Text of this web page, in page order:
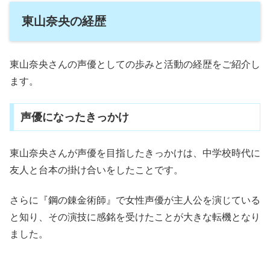
東山奈央の経歴
東山奈央さんの声優としての歩みと活動の経歴をご紹介し
ます。
声優になったきっかけ
東山奈央さんが声優を目指したきっかけは、中学校時代に
友人と台本の掛け合いをしたことです。
さらに『鋼の錬金術師』で女性声優が主人公を演じている
と知り、その演技に感銘を受けたことが大きな転機となり
ました。